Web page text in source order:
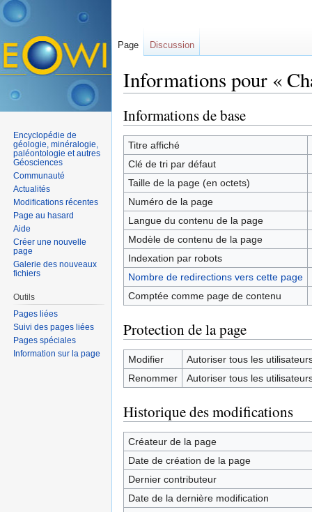
Informations pour «
Informations de base
Titre affiché
Clé de tri par défaut
Taille de la page (en octets)
Numéro de la page
Langue du contenu de la page
Modèle de contenu de la page
Indexation par robots
Nombre de redirections vers cette page
Comptée comme page de contenu
Protection de la page
Modifier
Autoriser tous les
Renommer
Autoriser tous les
Historique des modifications
Créateur de la page
Date de création de la page
Dernier contributeur
Date de la dernière modification
Page Discussion
Encyclopédie de
géologie, minéralogie,
paléontologie et autres
Géosciences
Communauté
Actualités
Modifications récentes
Page au hasard
Aide
Créer une nouvelle
page
Galerie des nouveaux
fichiers
Outils
Pages liées
Suivi des pages liées
Pages spéciales
Information sur la page